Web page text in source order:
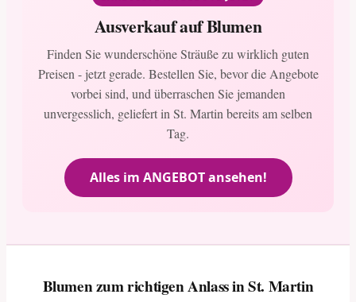
Ausverkauf auf Blumen
Finden Sie wunderschöne Sträuße zu wirklich guten
Preisen - jetzt gerade. Bestellen Sie, bevor die Angebote
vorbei sind, und überraschen Sie jemanden
unvergesslich, geliefert in St. Martin bereits am selben
Tag.
Alles im ANGEBOT ansehen!
Blumen zum richtigen Anlass in St. Martin